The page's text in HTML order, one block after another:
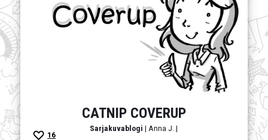
CATNIP COVERUP
Sarjakuvablogi | Anna J. |
16